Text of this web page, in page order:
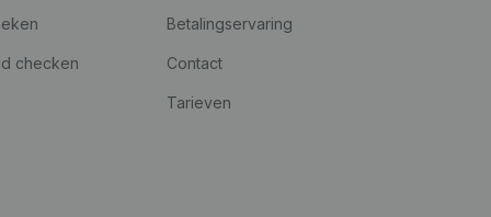
checken
Betalingservaring
Contact
Tarieven